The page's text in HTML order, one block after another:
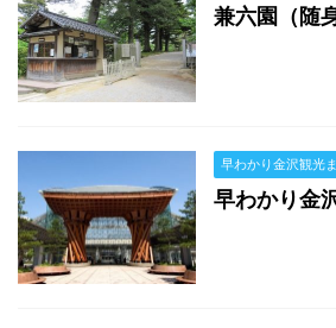
兼六園（随
早わかり金沢観光
早わかり金